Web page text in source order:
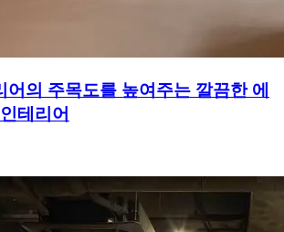
어의 주목도를 높여주는 깔끔한 에
테리어